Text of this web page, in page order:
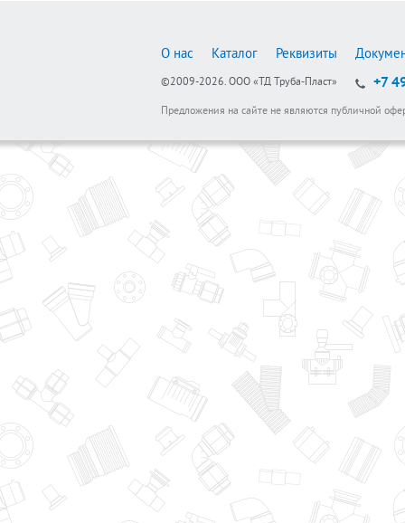
О нас Каталог Реквизиты
©2009-2026. ООО «ТД Труба-Пласт» +7
Предложения на сайте не являются публичной